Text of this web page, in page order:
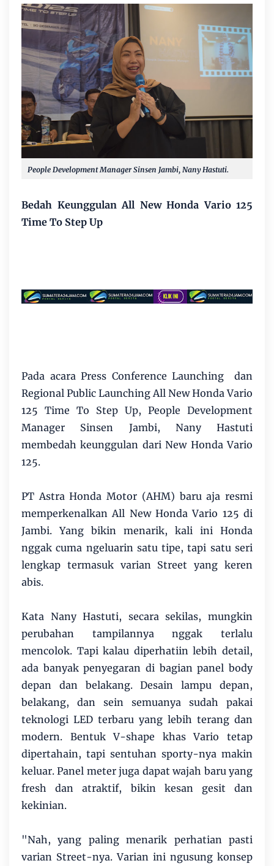
People Development Manager Sinsen Jambi, Nany Hastuti.
Bedah Keunggulan All New Honda Vario 125
Time To Step Up
Pada acara Press Conference Launching dan
Regional Public Launching All New Honda Vario
125 Time To Step Up, People Development
Manager Sinsen Jambi, Nany Hastuti
membedah keunggulan dari New Honda Vario
125.
PT Astra Honda Motor (AHM) baru aja resmi
memperkenalkan All New Honda Vario 125 di
Jambi. Yang bikin menarik, kali ini Honda
nggak cuma ngeluarin satu tipe, tapi satu seri
lengkap termasuk varian Street yang keren
abis.
Kata Nany Hastuti, secara sekilas, mungkin
perubahan tampilannya nggak terlalu
mencolok. Tapi kalau diperhatiin lebih detail,
ada banyak penyegaran di bagian panel body
depan dan belakang. Desain lampu depan,
belakang, dan sein semuanya sudah pakai
teknologi LED terbaru yang lebih terang dan
modern. Bentuk V-shape khas Vario tetap
dipertahain, tapi sentuhan sporty-nya makin
keluar. Panel meter juga dapat wajah baru yang
fresh dan atraktif, bikin kesan gesit dan
kekinian.
"Nah, yang paling menarik perhatian pasti
varian Street-nya. Varian ini ngusung konsep